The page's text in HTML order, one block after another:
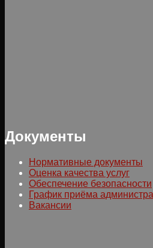
Документы
Нормативные документы
Оценка качества услуг
Обеспечение безопасности
График приёма
Вакансии